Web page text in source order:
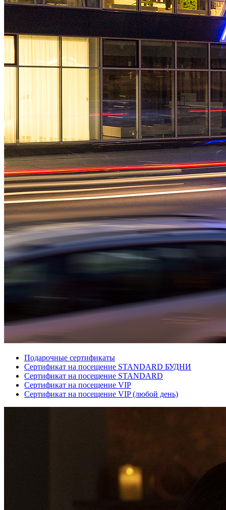
Подарочные сертификаты
Сертификат на посещение STANDARD БУДНИ
Сертификат на посещение STANDARD
Сертификат на посещение VIP
Сертификат на посещение VIP (любой день)